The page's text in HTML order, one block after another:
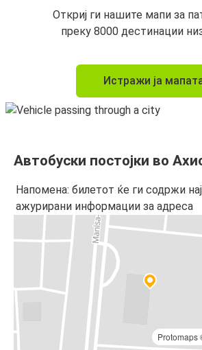
Откриј ги нашите мапи за
преку 8000 дестинации
Истражи ја
Автобуски постојки во
Напомена: билетот ќе ги содржи
ажурирани информации за адреса
Protomaps